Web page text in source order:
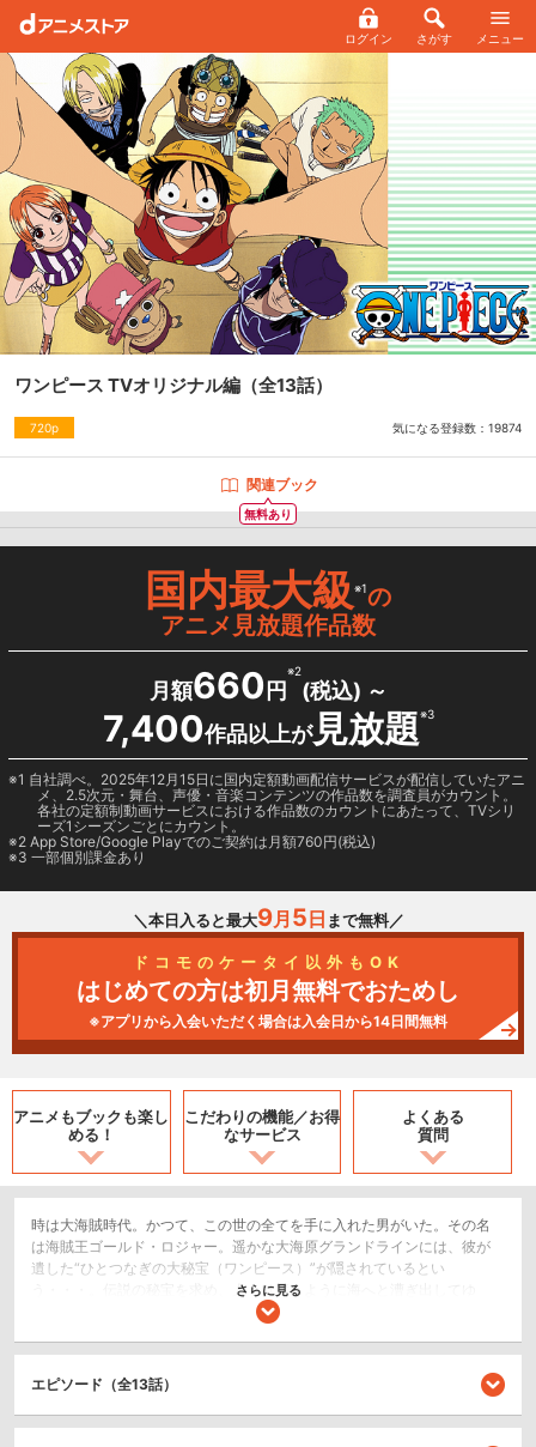
ログイン さがす メニュー
ワンピース TVオリジナル編 （全13話）
720p 気になる登録数： 19874
無料あり
関連ブック
国内最大級※1の
アニメ見放題作品数
月額660 円
※2
(税込) ～
7,400作品以上が見放題※3
1 自社調べ。2025年12月15日に国内定額動画配信サービスが配信していたアニ
メ、2.5次元・舞台、声優・音楽コンテンツの作品数を調査員がカウント。
各社の定額制動画サービスにおける作品数のカウントにあたって、TVシリ
ーズ1シーズンごとにカウント。
2 App Store/Google Playでのご契約は月額760円(税込)
3 一部個別課金あり
＼本日入ると最大9月 5 日 まで無料／
ドコモのケータイ以外もOK
はじめての方は初月無料でおためし
※アプリから入会いただく場合は入会日から14日間無料
アニメもブックも楽し
める！
こだわりの機能／お得
なサービス
よくある
質問
時は大海賊時代。かつて、この世の全てを手に入れた男がいた。その名
は海賊王ゴールド・ロジャー。遥かな大海原グランドラインには、彼が
遺した“ひとつなぎの大秘宝（ワンピース）”が隠されているとい
う・・・。伝説の秘宝を求め、人々は競うように海へと漕ぎ出してゆ
く。そして、ここにもグランドラインを目指す者が一人。悪魔の実と呼
伸びるゴム人間になったモンキー・Ｄ・ルフィだ。幼い頃に赤髪のシャ
ンクスから麦わら帽子を託された彼は、海賊王になるという壮大な野望
を抱いていた。海へと乗り出したルフィは、航海の中で大冒険を繰り返
し、様々な人々と出会ってゆく。信頼できる個性的な仲間、悪党どもや
さらに見る
エピソード（全13話）